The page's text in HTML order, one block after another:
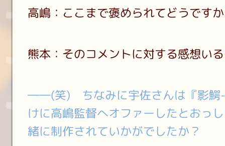
高嶋：ここまで褒められてどうです
熊本：そのコメントに対する感想い
――(笑) ちなみに宇佐さんは『影鰐-
けに高嶋監督へオファーしたとおっ
緒に制作されていかがでしたか？